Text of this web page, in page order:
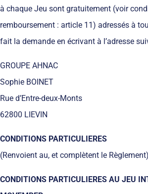
à chaque Jeu sont gratuitement (voir
remboursement : article 11) adressés à
fait la demande en écrivant à l’adresse
GROUPE AHNAC
Sophie BOINET
Rue d’Entre-deux-Monts
62800 LIEVIN
CONDITIONS PARTICULIERES
(Renvoient au, et complètent le Règlement)
CONDITIONS PARTICULIERES AU JEU